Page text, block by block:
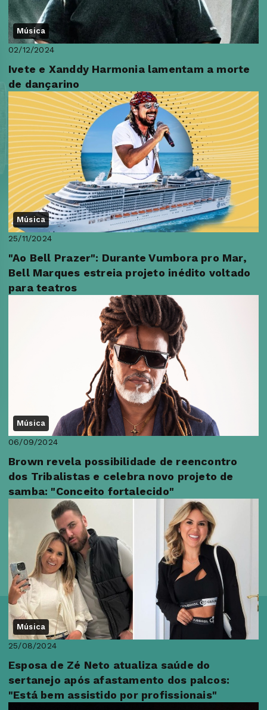
Música
02/12/2024
Ivete e Xanddy Harmonia lamentam a morte
de dançarino
Música
25/11/2024
"Ao Bell Prazer": Durante Vumbora pro Mar,
Bell Marques estreia projeto inédito voltado
para teatros
Música
06/09/2024
Brown revela possibilidade de reencontro
dos Tribalistas e celebra novo projeto de
samba: "Conceito fortalecido"
Música
25/08/2024
Esposa de Zé Neto atualiza saúde do
sertanejo após afastamento dos palcos:
"Está bem assistido por profissionais"